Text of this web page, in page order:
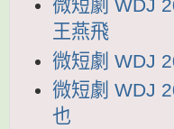
微短劇 WDJ
王燕飛
微短劇 WDJ
微短劇 WDJ
也